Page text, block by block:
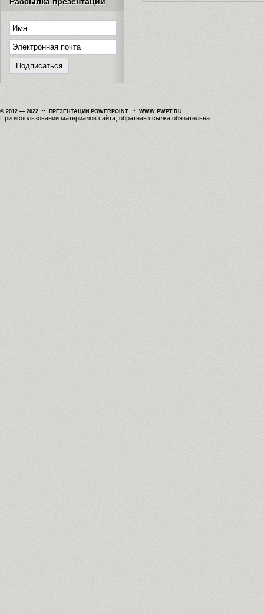
© 2012 — 2022 :: ПРЕЗЕНТАЦИИ POWERPOINT :: WWW.PWPT.RU
При использовании материалов сайта, обратная ссылка обязательна